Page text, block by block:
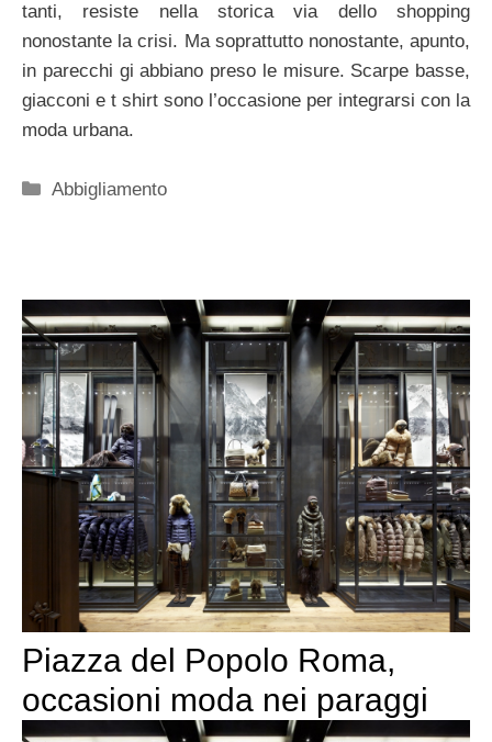
tanti, resiste nella storica via dello shopping
nonostante la crisi. Ma soprattutto nonostante, apunto,
in parecchi gi abbiano preso le misure. Scarpe basse,
giacconi e t shirt sono l’occasione per integrarsi con la
moda urbana.
Categorie
Abbigliamento
Piazza del Popolo Roma,
occasioni moda nei paraggi